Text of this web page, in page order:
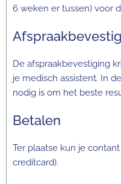
6 weken er tussen) voor
De afspraakbevestiging
je medisch assistent. In
nodig is om het beste
Betalen
Ter plaatse kun je
creditcard).